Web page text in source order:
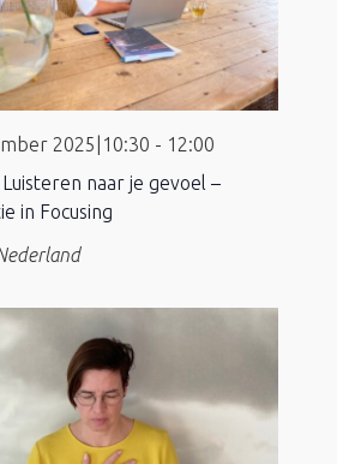
naar je gevoel –
in Focusing
2025|10:30 - 12:00